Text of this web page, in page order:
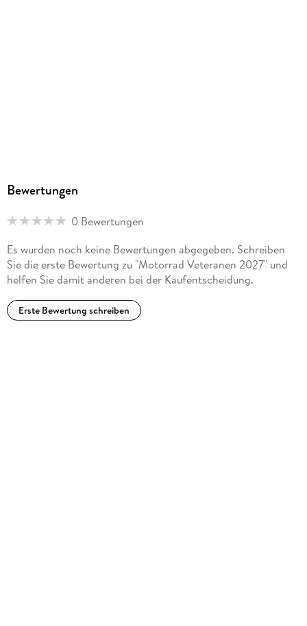
Bewertungen
0 Bewertungen
Es wurden noch keine Bewertungen abgegeben. Schreiben
Sie die erste Bewertung zu "Motorrad Veteranen 2027" und
helfen Sie damit anderen bei der Kaufentscheidung.
Erste Bewertung schreiben